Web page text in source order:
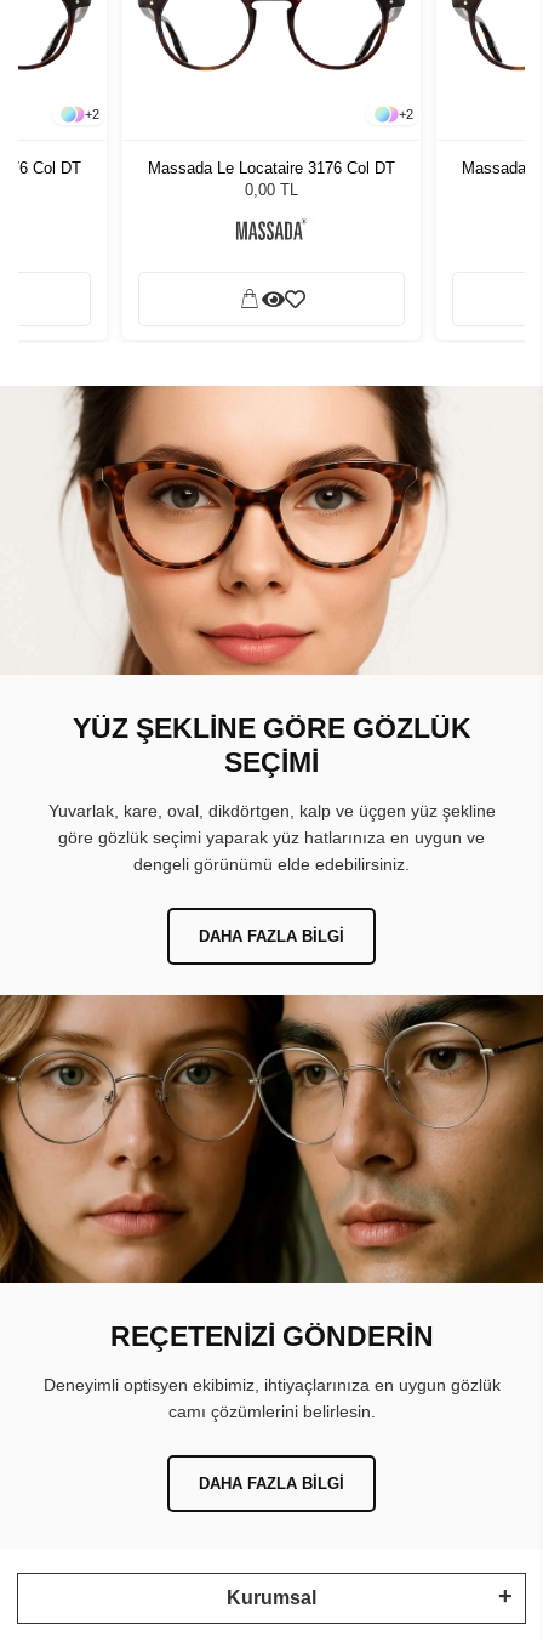
+2
Col DT
+2
Massada Le Locataire 3176 Col DT
0,00 TL
Massada
YÜZ ŞEKLİNE GÖRE GÖZLÜK
SEÇİMİ
Yuvarlak, kare, oval, dikdörtgen, kalp ve üçgen yüz şekline
göre gözlük seçimi yaparak yüz hatlarınıza en uygun ve
dengeli görünümü elde edebilirsiniz.
DAHA FAZLA BILGI
REÇETENİZİ GÖNDERİN
Deneyimli optisyen ekibimiz, ihtiyaçlarınıza en uygun gözlük
camı çözümlerini belirlesin.
DAHA FAZLA BILGI
Kurumsal